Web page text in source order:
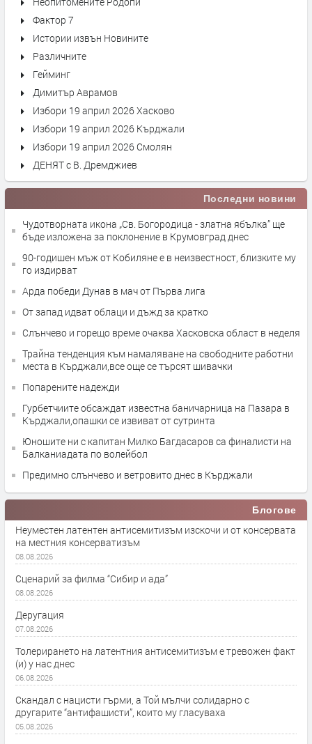
Фактор 7
Истории извън Новините
Различните
Гейминг
Димитър Аврамов
Избори 19 април 2026 Хасково
Избори 19 април 2026 Кърджали
Избори 19 април 2026 Смолян
ДЕНЯТ с В. Дремджиев
Последни новини
Чудотворната икона „Св. Богородица - златна ябълка” ще
бъде изложена за поклонение в Крумовград днес
90-годишен мъж от Кобиляне е в неизвестност, близките му
го издирват
Арда победи Дунав в мач от Първа лига
От запад идват облаци и дъжд за кратко
Слънчево и горещо време очаква Хасковска област в неделя
Трайна тенденция към намаляване на свободните работни
места в Кърджали,все още се търсят шивачки
Попарените надежди
Гурбетчиите обсаждат известна баничарница на Пазара в
Кърджали,опашки се извиват от сутринта
Юношите ни с капитан Милко Багдасаров са финалисти на
Балканиадата по волейбол
Предимно слънчево и ветровито днес в Кърджали
Блогове
Неуместен латентен антисемитизъм изскочи и от консервата
на местния консерватизъм
08.08.2026
Сценарий за филма “Сибир и ада”
08.08.2026
Деругация
07.08.2026
Толерирането на латентния антисемитизъм е тревожен факт
(и) у нас днес
06.08.2026
Скандал с нацисти гърми, а Той мълчи солидарно с
другарите “антифашисти”, които му гласуваха
05.08.2026